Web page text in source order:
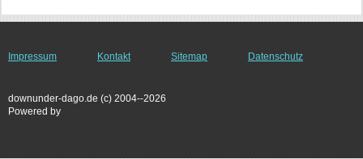
Impressum Kontakt Sitemap Datenschutz
downunder-dago.de (c) 2004--2026
Powered by